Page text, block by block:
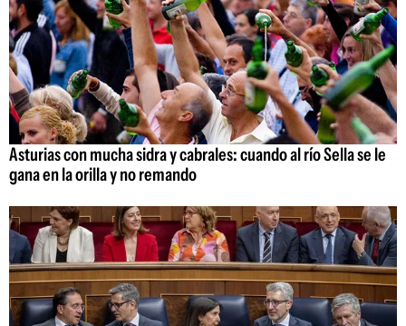
Asturias con mucha sidra y cabrales: cuando al río Sella se le
gana en la orilla y no remando